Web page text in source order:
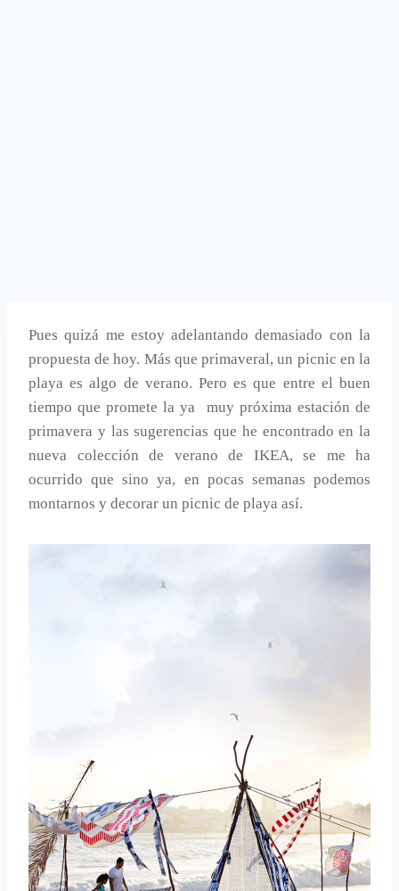
Pues quizá me estoy adelantando demasiado con la
propuesta de hoy. Más que primaveral, un picnic en la
playa es algo de verano. Pero es que entre el buen
tiempo que promete la ya muy próxima estación de
primavera y las sugerencias que he encontrado en la
nueva colección de verano de IKEA, se me ha
ocurrido que sino ya, en pocas semanas podemos
montarnos y decorar un picnic de playa así.